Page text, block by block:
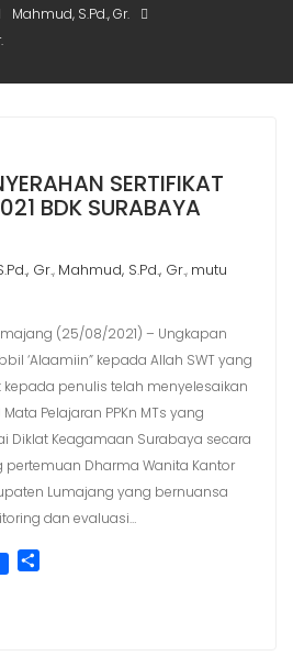
Mahmud, S.Pd., Gr.
SERTIFIKAT
BDK SURABAYA
Gr., Mahmud, S.Pd., Gr., mutu
(25/08/2021) – Ungkapan
‘Alaamiin” kepada Allah SWT yang
penulis telah menyelesaikan
Pelajaran PPKn MTs yang
Diklat Keagamaan Surabaya secara
Dharma Wanita Kantor
Lumajang yang bernuansa
dan evaluasi…